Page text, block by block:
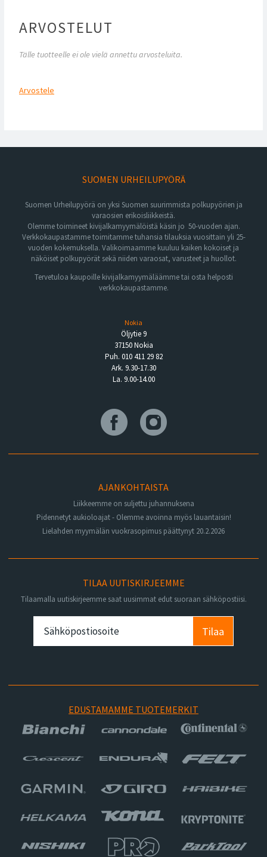
ARVOSTELUT
Tälle tuotteelle ei ole vielä annettu arvosteluita.
Arvostele
SUOMEN URHEILUPYÖRÄ
Suomen Urheilupyörä on yksi Suomen suurimmista polkupyörien ja
varaosien erikoisliikkeistä.
Olemme toimineet kivijalkamyymälöistä käsin jo 50-vuoden ajan.
Verkkokaupastamme toimitamme tuhansia tilauksia vuosittain yli 25-
vuoden kokemuksella. Valikoimaamme kuuluu kaiken kokoiset ja
näköiset polkupyörät sekä niiden varaosat, varusteet ja huollot.
Tervetuloa kaupoille kivijalkamyymäläämme tai osta helposti
verkkokaupastamme.
Nokia
Öljytie 9
37150 Nokia
Puh. 010 411 29 82
Ark. 9.30-17.30
La. 9.00-14.00
AJANKOHTAISTA
Liikkeemme on suljettu juhannuksena
Pidennetyt aukioloajat - Olemme avoinna myös lauantaisin!
Lielahden myymälän vuokrasopimus päättynyt 20.2.2026
TILAA UUTISKIRJEEMME
Tilaamalla uutiskirjeemme saat uusimmat edut suoraan sähköpostiisi.
Tilaa
EDUSTAMAMME TUOTEMERKIT